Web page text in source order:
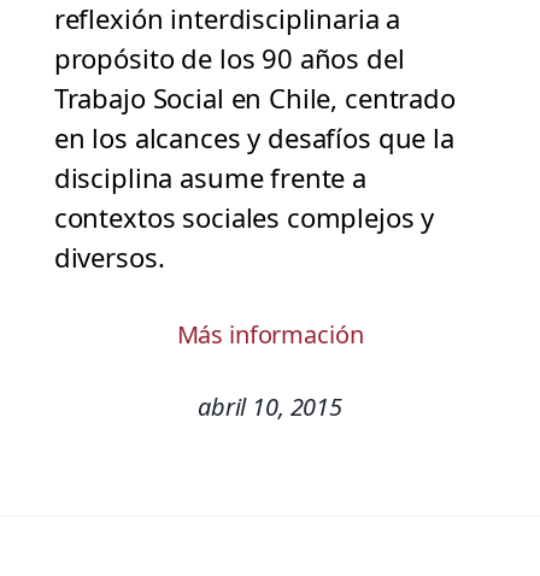
reflexión interdisciplinaria a
propósito de los 90 años del
Trabajo Social en Chile, centrado
en los alcances y desafíos que la
disciplina asume frente a
contextos sociales complejos y
diversos.
Más información
abril 10, 2015